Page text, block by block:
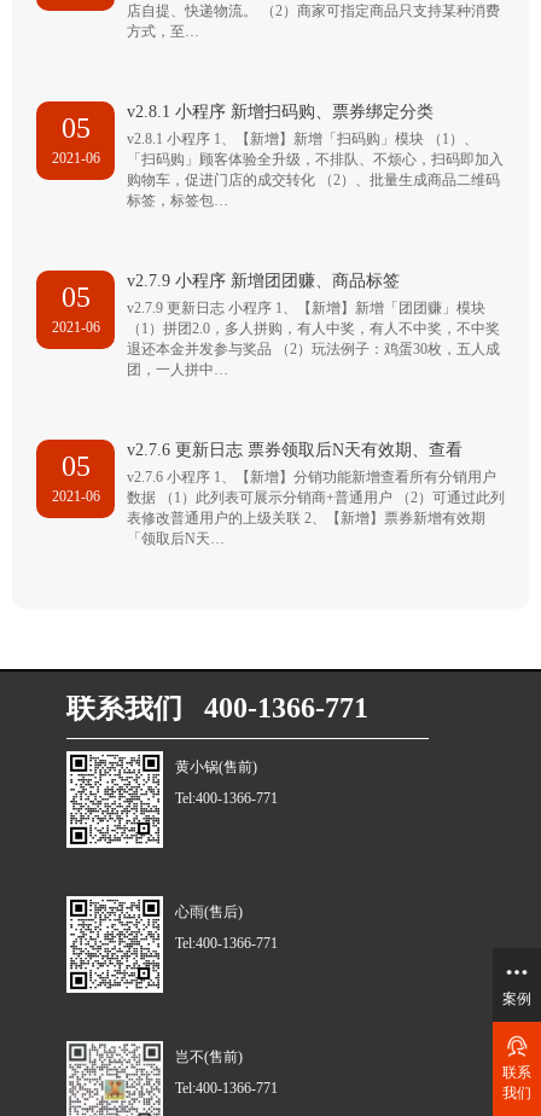
店自提、快递物流。 （2）商家可指定商品只支持某种消费
方式，至…
05
2021-06
v2.8.1 小程序 新增扫码购、票券绑定分类
v2.8.1 小程序 1、【新增】新增「扫码购」模块 （1）、
「扫码购」顾客体验全升级，不排队、不烦心，扫码即加入
购物车，促进门店的成交转化 （2）、批量生成商品二维码
标签，标签包…
05
2021-06
v2.7.9 小程序 新增团团赚、商品标签
v2.7.9 更新日志 小程序 1、【新增】新增「团团赚」模块
（1）拼团2.0，多人拼购，有人中奖，有人不中奖，不中奖
退还本金并发参与奖品 （2）玩法例子：鸡蛋30枚，五人成
团，一人拼中…
05
2021-06
v2.7.6 更新日志 票券领取后N天有效期、查看
v2.7.6 小程序 1、【新增】分销功能新增查看所有分销用户
数据 （1）此列表可展示分销商+普通用户 （2）可通过此列
表修改普通用户的上级关联 2、【新增】票券新增有效期
「领取后N天…
联系我们 400-1366-771
黄小锅(售前)
Tel:400-1366-771
心雨(售后)
Tel:400-1366-771
岂不(售前)
Tel:400-1366-771
案例
联系
我们